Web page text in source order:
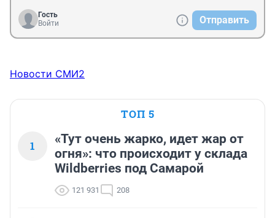
Гость
Войти
Отправить
Новости СМИ2
ТОП 5
1
«Тут очень жарко, идет жар от
огня»: что происходит у склада
Wildberries под Самарой
121 931 208